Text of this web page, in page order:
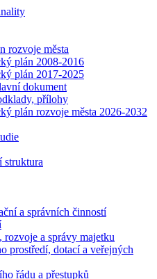
rozvoje města
plán 2008-2016
plán 2017-2025
dokument
přílohy
plán rozvoje města 2026-2032
struktura
a správních činností
rozvoje a správy majetku
prostředí, dotací a veřejných
řádu a přestupků